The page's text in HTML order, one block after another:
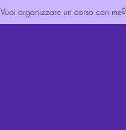
Vuoi organizzare un corso con me?